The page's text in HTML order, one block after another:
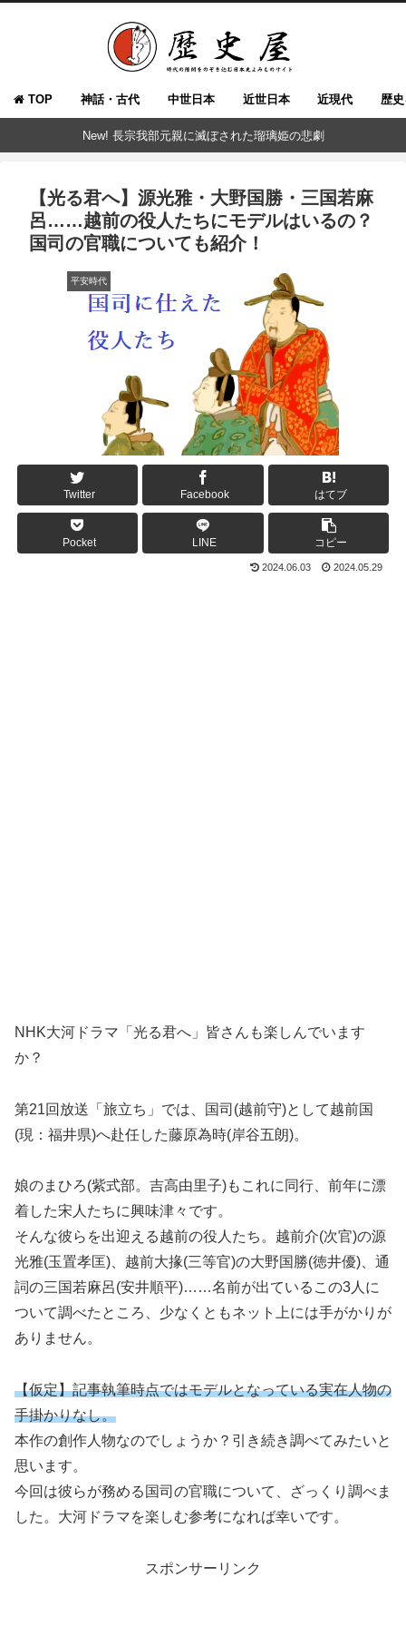
TOP 神話・古代 中世日本 近世日本 近現代 歴
New! 長宗我部元親に滅ぼされた瑠璃姫の悲劇
【光る君へ】源光雅・大野国勝・三国若麻
呂……越前の役人たちにモデルはいるの？
国司の官職についても紹介！
平安時代
Twitter Facebook はてブ
Pocket LINE コピー
2024.06.03 2024.05.29
NHK大河ドラマ「光る君へ」皆さんも楽しんでいます
か？
第21回放送「旅立ち」では、国司(越前守)として越前国
(現：福井県)へ赴任した藤原為時(岸谷五朗)。
娘のまひろ(紫式部。吉高由里子)もこれに同行、前年に漂
着した宋人たちに興味津々です。
そんな彼らを出迎える越前の役人たち。越前介(次官)の源
光雅(玉置孝匡)、越前大掾(三等官)の大野国勝(徳井優)、通
詞の三国若麻呂(安井順平)……名前が出ているこの3人に
ついて調べたところ、少なくともネット上には手がかりが
ありません。
【仮定】記事執筆時点ではモデルとなっている実在人物の
手掛かりなし。
本作の創作人物なのでしょうか？引き続き調べてみたいと
思います。
今回は彼らが務める国司の官職について、ざっくり調べま
した。大河ドラマを楽しむ参考になれば幸いです。
スポンサーリンク